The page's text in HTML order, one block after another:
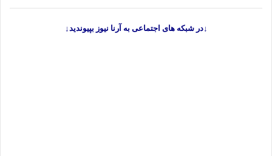
↓در شبکه های اجتماعی به آرنا نیوز بپیوندید↓